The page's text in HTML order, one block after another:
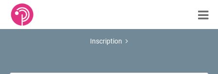
Inscription